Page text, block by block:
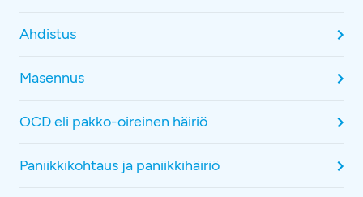
Ahdistus
Masennus
OCD eli pakko-oireinen häiriö
Paniikkikohtaus ja paniikkihäiriö